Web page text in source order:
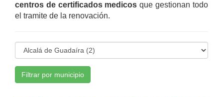
centros de certificados medicos que gestionan todo
el tramite de la renovación.
Filtrar por municipio